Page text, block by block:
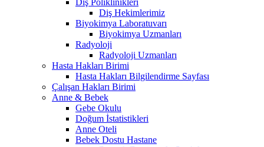
Diş Hekimlerimiz
Biyokimya Laboratuvarı
Biyokimya Uzmanları
Radyoloji
Radyoloji Uzmanları
Hasta Hakları Birimi
Hasta Hakları Bilgilendirme Sayfası
Çalışan Hakları Birimi
Anne & Bebek
Gebe Okulu
Doğum İstatistikleri
Anne Oteli
Bebek Dostu Hastane